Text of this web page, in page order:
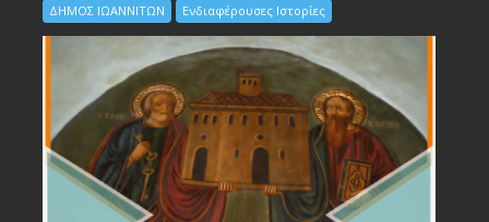
ΔΗΜΟΣ ΙΩΑΝΝΙΤΩΝ Ενδιαφέρουσες Ιστορίες